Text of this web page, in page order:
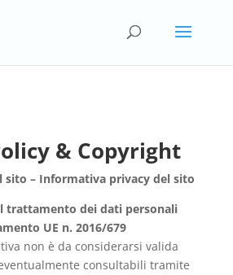
& Copyright
sito – Informativa privacy del sito
trattamento dei dati personali
UE n. 2016/679
non è da considerarsi valida
consultabili tramite